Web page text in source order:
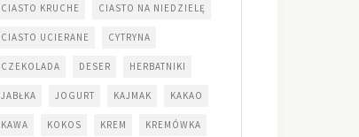
CIASTO KRUCHE CIASTO NA NIEDZIELĘ
CIASTO UCIERANE CYTRYNA
CZEKOLADA DESER HERBATNIKI
JABŁKA JOGURT KAJMAK KAKAO
KAWA KOKOS KREM KREMÓWKA